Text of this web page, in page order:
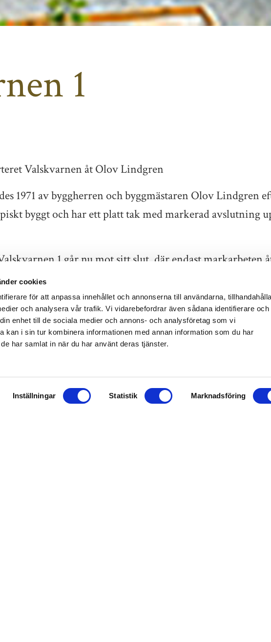
cookies
för att anpassa innehållet och annonserna till användarna, tillhandahålla
och analysera vår trafik. Vi vidarebefordrar även sådana identifierare och
enhet till de sociala medier och annons- och analysföretag som vi
kan i sin tur kombinera informationen med annan information som du har
har samlat in när du har använt deras tjänster.
Inställningar Statistik Marknadsföring
1
Valskvarnen åt Olov Lindgren
1971 av byggherren och byggmästaren Olov
byggt och har ett platt tak med markerad avslutning
1 går nu mot sitt slut, där endast markarbeten
projektet genomförts etappvis i en befintlig fastighet,
lösningar.
och innefattar 152 lägenheter, 11
51 parkeringsplatser, 81 garageplatser samt
och ventilation har bytts ut inom ramen för